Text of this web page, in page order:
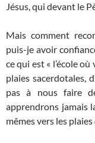
Jésus, qui devant le
Mais comment
puis-je avoir
ce qui est « l’école
plaies sacerdotales,
pas à nous faire
apprendrons jamais
mêmes vers les plaies